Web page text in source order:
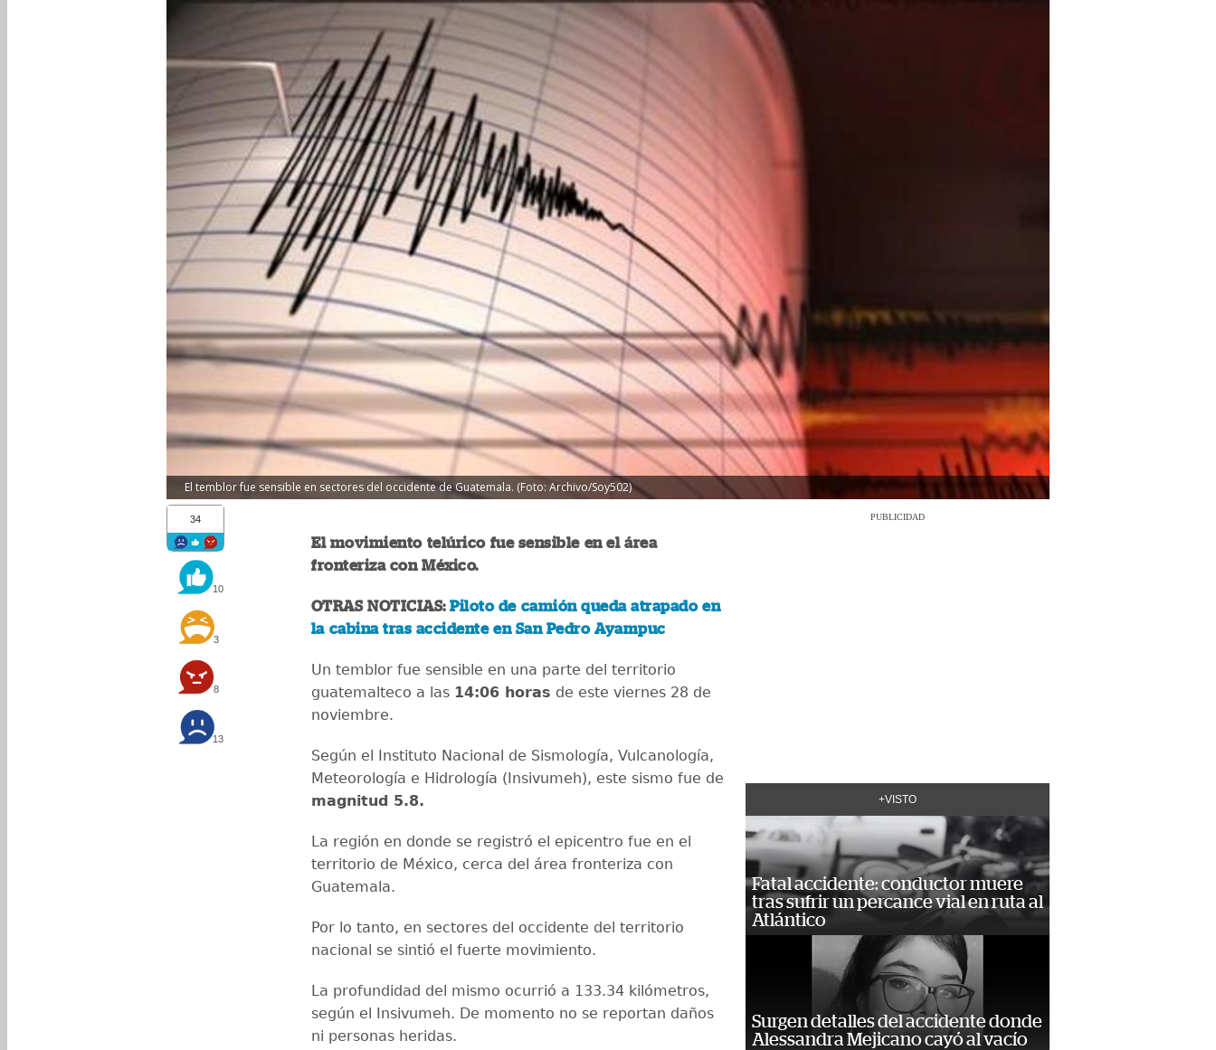
El temblor fue sensible en sectores del occidente de Guatemala. (Foto: Archivo/Soy502)
34
10
3
8
13
El movimiento telúrico fue sensible en el área
fronteriza con México.
OTRAS NOTICIAS:Piloto de camión queda atrapado en
la cabina tras accidente en San Pedro Ayampuc
Un temblor fue sensible en una parte del territorio
guatemalteco a las 14:06 horas de este viernes 28 de
noviembre.
Según el Instituto Nacional de Sismología, Vulcanología,
Meteorología e Hidrología (Insivumeh), este sismo fue de
magnitud 5.8.
La región en donde se registró el epicentro fue en el
territorio de México, cerca del área fronteriza con
Guatemala.
Por lo tanto, en sectores del occidente del territorio
nacional se sintió el fuerte movimiento.
La profundidad del mismo ocurrió a 133.34 kilómetros,
según el Insivumeh. De momento no se reportan daños
ni personas heridas.
PUBLICIDAD
+VISTO
Fatal accidente: conductor muere
tras sufrir un percance vial en ruta al
Atlántico
Surgen detalles del accidente donde
Alessandra Mejicano cayó al vacío